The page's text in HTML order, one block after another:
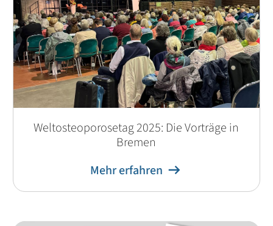
Weltosteoporosetag 2025: Die Vorträge in
Bremen
Mehr erfahren